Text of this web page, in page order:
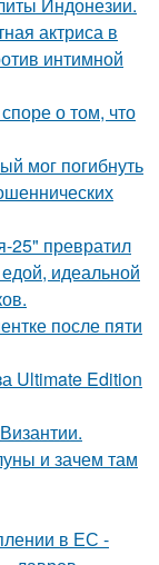
актриса в
интимной
о том, что
мог погибнуть
25" превратил
идеальной
после пяти
Ultimate Edition
и зачем там
в ЕС -